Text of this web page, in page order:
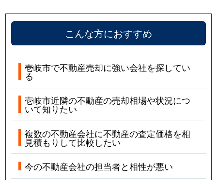
こんな方におすすめ
壱岐市で不動産売却に強い会社を探してい
る
壱岐市近隣の不動産の売却相場や状況につ
いて知りたい
複数の不動産会社に不動産の査定価格を相
見積もりして比較したい
今の不動産会社の担当者と相性が悪い